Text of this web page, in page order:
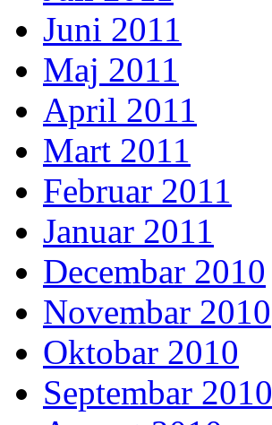
Juni 2011
Maj 2011
April 2011
Mart 2011
Februar 2011
Januar 2011
Decembar 2010
Novembar 2010
Oktobar 2010
Septembar 2010